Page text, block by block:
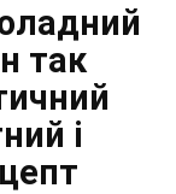
так
і